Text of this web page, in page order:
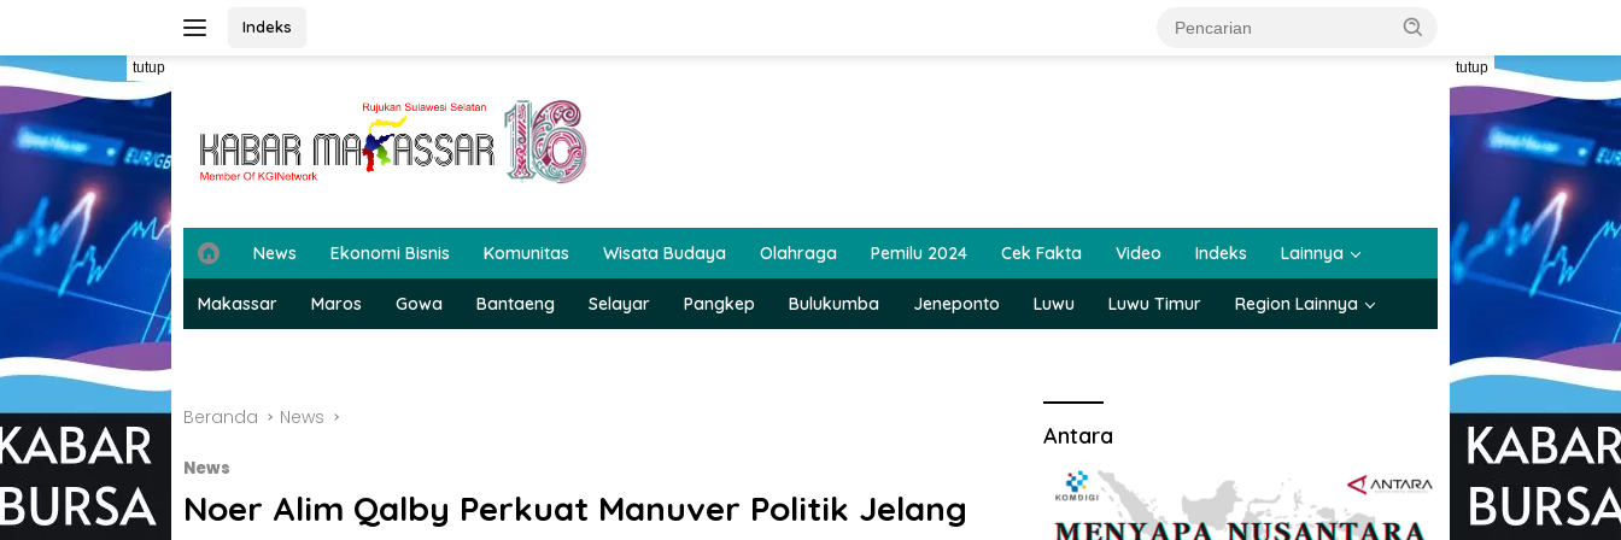
konten
Indeks
tutup tutup
H
o
m
e
News Ekonomi Bisnis Komunitas Wisata Budaya Olahraga Pemilu 2024 Cek Fakta Video Indeks Lainnya
Makassar Maros Gowa Bantaeng Selayar Pangkep Bulukumba Jeneponto Luwu Luwu Timur Region Lainnya
Beranda News
News
Noer Alim Qalby Perkuat Manuver Politik Jelang
Antara